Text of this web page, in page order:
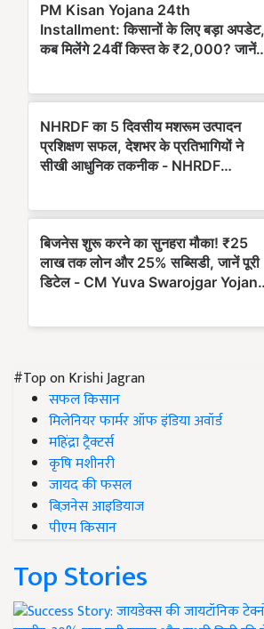
#Top on Krishi Jagran
सफल किसान
मिलेनियर फार्मर ऑफ इंडिया अवॉर्ड
महिंद्रा ट्रैक्टर्स
कृषि मशीनरी
जायद की फसल
बिज़नेस आइडियाज
पीएम किसान
Top Stories